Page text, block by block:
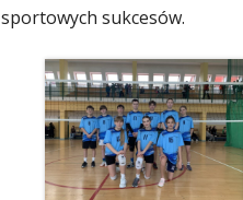
sportowych sukcesów.